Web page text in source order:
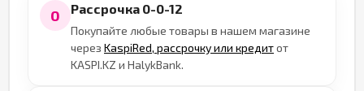
0 Рассрочка 0-0-12
Покупайте любые товары в нашем магазине
через KaspiRed, рассрочку или кредитот
KASPI.KZ и HalykBank.